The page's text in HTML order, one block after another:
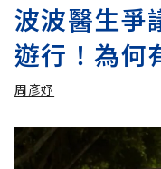
波波醫生爭
遊行！為何
周彥妤